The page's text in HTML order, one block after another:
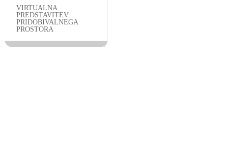
VIRTUALNA
PREDSTAVITEV
PRIDOBIVALNEGA
PROSTORA